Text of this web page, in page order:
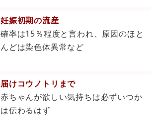
妊娠初期の流産
確率は15％程度と言われ、原因のほと
んどは染色体異常など
届けコウノトリまで
赤ちゃんが欲しい気持ちは必ずいつか
は伝わるはず